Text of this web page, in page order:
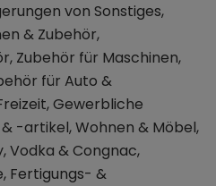
von Sonstiges,
& Zubehör,
Zubehör für Maschinen,
für Auto &
Gewerbliche
-artikel, Wohnen & Möbel,
Vodka & Congnac,
Fertigungs- &